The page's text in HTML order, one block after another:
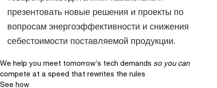
презентовать новые решения и проекты по
вопросам энергоэффективности и снижения
себестоимости поставляемой продукции.
We help you meet tomorrow’s tech demands so you can
compete at a speed that rewrites the rules
See how